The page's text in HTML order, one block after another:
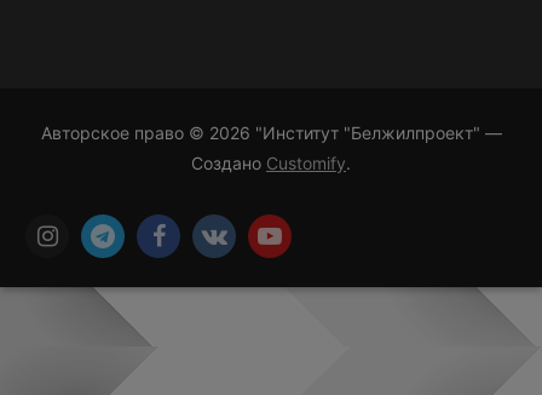
Авторское право © 2026 "Институт "Белжилпроект" —
Создано Customify.